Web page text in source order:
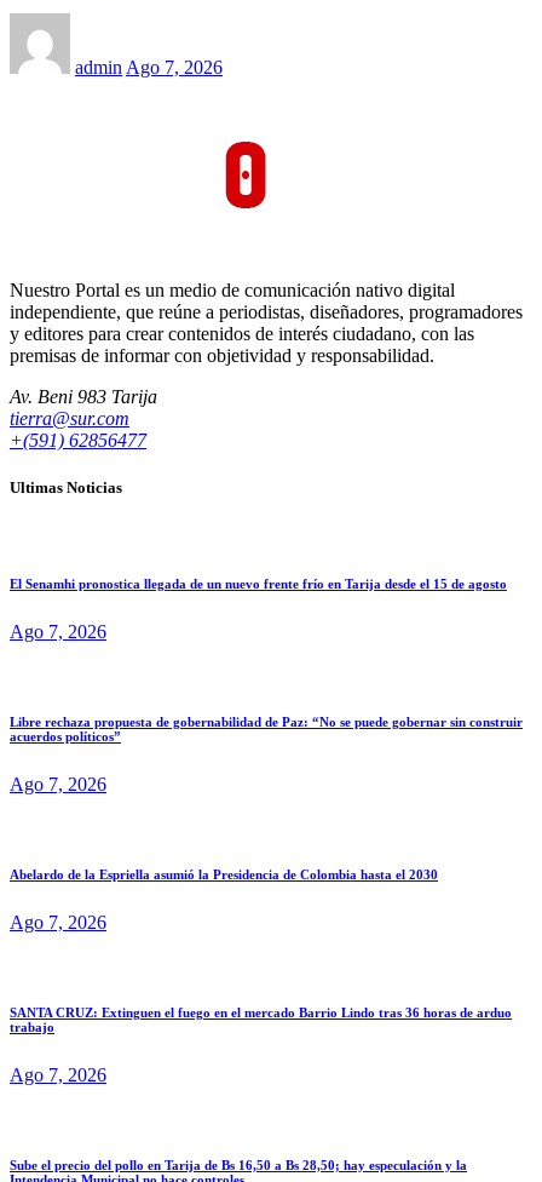
admin Ago 7, 2026
Nuestro Portal es un medio de comunicación nativo digital
independiente, que reúne a periodistas, diseñadores, programadores
y editores para crear contenidos de interés ciudadano, con las
premisas de informar con objetividad y responsabilidad.
Av. Beni 983 Tarija
tierra@sur.com
+(591) 62856477
Ultimas Noticias
El Senamhi pronostica llegada de un nuevo frente frío en Tarija desde el 15 de agosto
Ago 7, 2026
Libre rechaza propuesta de gobernabilidad de Paz: “No se puede gobernar sin construir
acuerdos políticos”
Ago 7, 2026
Abelardo de la Espriella asumió la Presidencia de Colombia hasta el 2030
Ago 7, 2026
SANTA CRUZ: Extinguen el fuego en el mercado Barrio Lindo tras 36 horas de arduo
trabajo
Ago 7, 2026
Sube el precio del pollo en Tarija de Bs 16,50 a Bs 28,50; hay especulación y la